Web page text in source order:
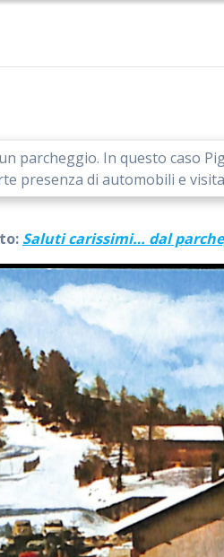
parcheggio. In questo caso
presenza di automobili e
Saluti carissimi… dal